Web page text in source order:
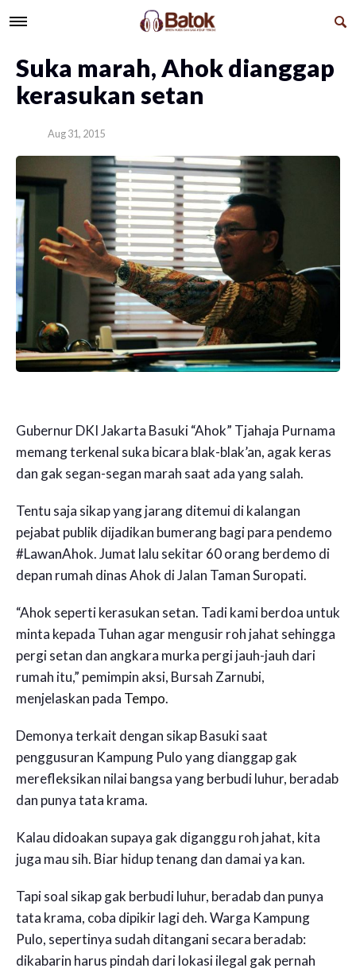
Suka marah, Ahok dianggap
kerasukan setan
Aug 31, 2015
Gubernur DKI Jakarta Basuki “Ahok” Tjahaja Purnama
memang terkenal suka bicara blak-blak’an, agak keras
dan gak segan-segan marah saat ada yang salah.
Tentu saja sikap yang jarang ditemui di kalangan
pejabat publik dijadikan bumerang bagi para pendemo
#LawanAhok. Jumat lalu sekitar 60 orang berdemo di
depan rumah dinas Ahok di Jalan Taman Suropati.
“Ahok seperti kerasukan setan. Tadi kami berdoa untuk
minta kepada Tuhan agar mengusir roh jahat sehingga
pergi setan dan angkara murka pergi jauh-jauh dari
rumah itu,” pemimpin aksi, Bursah Zarnubi,
menjelaskan pada Tempo.
Demonya terkait dengan sikap Basuki saat
penggusuran Kampung Pulo yang dianggap gak
merefleksikan nilai bangsa yang berbudi luhur, beradab
dan punya tata krama.
Kalau didoakan supaya gak diganggu roh jahat, kita
juga mau sih. Biar hidup tenang dan damai ya kan.
Tapi soal sikap gak berbudi luhur, beradab dan punya
tata krama, coba dipikir lagi deh. Warga Kampung
Pulo, sepertinya sudah ditangani secara beradab:
dikabarin harus pindah dari lokasi ilegal gak pernah